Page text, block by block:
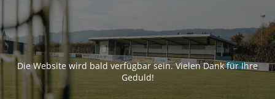
Die Website wird bald verfügbar sein. Vielen Dank für Ihre
Geduld!